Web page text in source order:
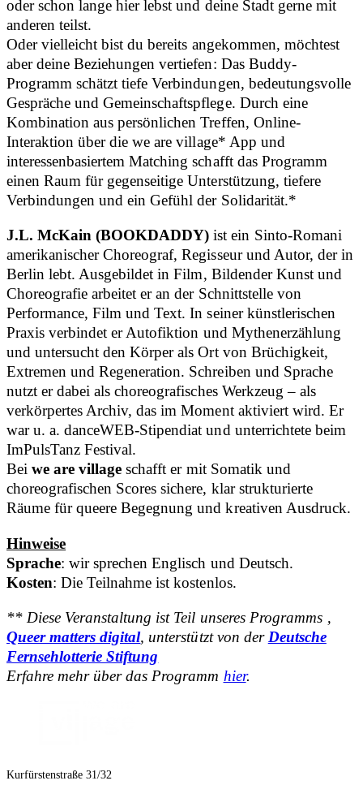
oder schon lange hier lebst und deine Stadt gerne mit
anderen teilst.
Oder vielleicht bist du bereits angekommen, möchtest
aber deine Beziehungen vertiefen: Das Buddy-
Programm schätzt tiefe Verbindungen, bedeutungsvolle
Gespräche und Gemeinschaftspflege. Durch eine
Kombination aus persönlichen Treffen, Online-
Interaktion über die we are village* App und
interessenbasiertem Matching schafft das Programm
einen Raum für gegenseitige Unterstützung, tiefere
Verbindungen und ein Gefühl der Solidarität.*
J.L. McKain (BOOKDADDY) ist ein Sinto-Romani
amerikanischer Choreograf, Regisseur und Autor, der in
Berlin lebt. Ausgebildet in Film, Bildender Kunst und
Choreografie arbeitet er an der Schnittstelle von
Performance, Film und Text. In seiner künstlerischen
Praxis verbindet er Autofiktion und Mythenerzählung
und untersucht den Körper als Ort von Brüchigkeit,
Extremen und Regeneration. Schreiben und Sprache
nutzt er dabei als choreografisches Werkzeug – als
verkörpertes Archiv, das im Moment aktiviert wird. Er
war u. a. danceWEB-Stipendiat und unterrichtete beim
ImPulsTanz Festival.
Beiwe are village schafft er mit Somatik und
choreografischen Scores sichere, klar strukturierte
Räume für queere Begegnung und kreativen Ausdruck.
Hinweise
Sprache: wir sprechen Englisch und Deutsch.
Kosten: Die Teilnahme ist kostenlos.
** Diese Veranstaltung ist Teil unseres Programms ‚
Queer matters digital, unterstützt von der Deutsche
Fernsehlotterie Stiftung
Erfahre mehr über das Programm hier.
Kurfürstenstraße 31/32